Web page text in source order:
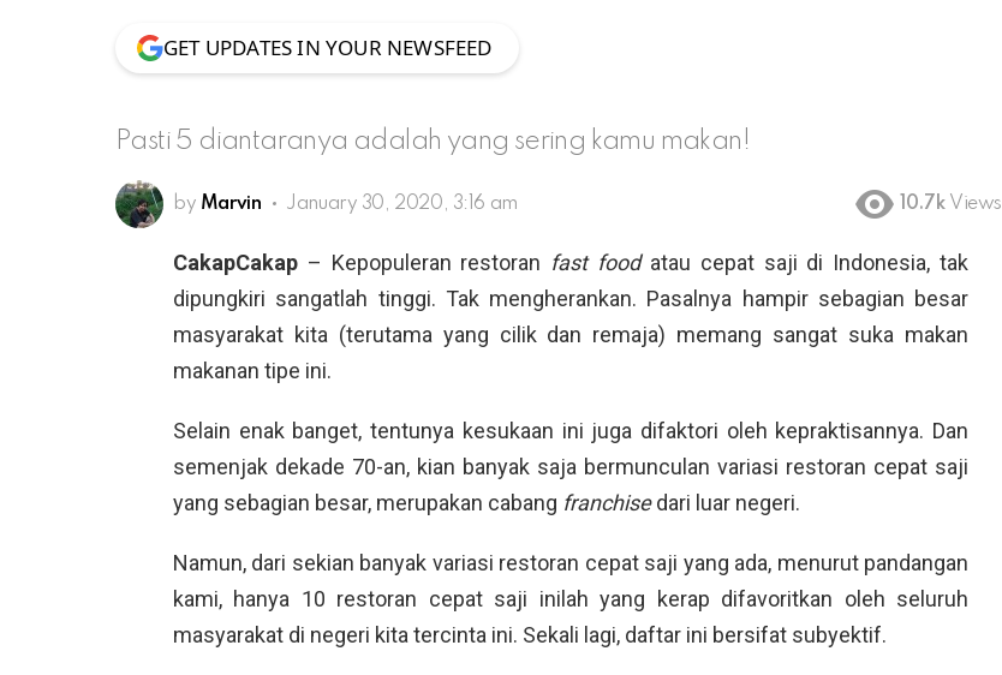
GET UPDATES IN YOUR NEWSFEED
Pasti 5 diantaranya adalah yang sering kamu makan!
by Marvin January 30, 2020, 3:16 am 10.7k Views
CakapCakap – Kepopuleran restoran fast food atau cepat saji di Indonesia, tak
dipungkiri sangatlah tinggi. Tak mengherankan. Pasalnya hampir sebagian besar
masyarakat kita (terutama yang cilik dan remaja) memang sangat suka makan
makanan tipe ini.
Selain enak banget, tentunya kesukaan ini juga difaktori oleh kepraktisannya. Dan
semenjak dekade 70-an, kian banyak saja bermunculan variasi restoran cepat saji
yang sebagian besar, merupakan cabang franchisedari luar negeri.
Namun, dari sekian banyak variasi restoran cepat saji yang ada, menurut pandangan
kami, hanya 10 restoran cepat saji inilah yang kerap difavoritkan oleh seluruh
masyarakat di negeri kita tercinta ini. Sekali lagi, daftar ini bersifat subyektif.